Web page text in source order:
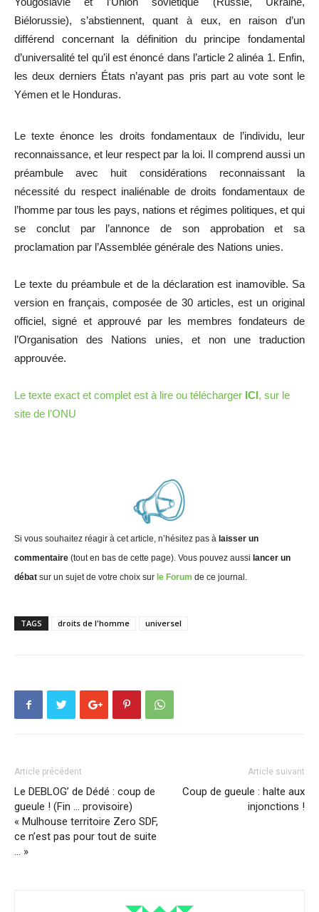
Biélorussie), s’abstiennent, quant à eux, en raison d’un
différend concernant la définition du principe fondamental
d’universalité tel qu’il est énoncé dans l’article 2 alinéa 1. Enfin,
les deux derniers États n’ayant pas pris part au vote sont le
Yémen et le Honduras.
Le texte énonce les droits fondamentaux de l’individu, leur
reconnaissance, et leur respect par la loi. Il comprend aussi un
préambule avec huit considérations reconnaissant la
nécessité du respect inaliénable de droits fondamentaux de
l’homme par tous les pays, nations et régimes politiques, et qui
se conclut par l’annonce de son approbation et sa
proclamation par l’Assemblée générale des Nations unies.
Le texte du préambule et de la déclaration est inamovible. Sa
version en français, composée de 30 articles, est un original
officiel, signé et approuvé par les membres fondateurs de
l’Organisation des Nations unies, et non une traduction
approuvée.
Le texte exact et complet est à lire ou télécharger ICI , sur le
site de l’ONU
Si vous souhaitez réagir à cet article, n’hésitez pas à laisser un
commentaire (tout en bas de cette page). Vous pouvez aussi lancer un
débat sur un sujet de votre choix sur le Forum de ce journal.
TAGS droits de l'homme universel
Article précédent
Le DEBLOG’ de Dédé : coup de
gueule ! (Fin … provisoire)
« Mulhouse territoire Zero SDF,
ce n’est pas pour tout de suite
… »
Article suivant
Coup de gueule : halte aux
injonctions !